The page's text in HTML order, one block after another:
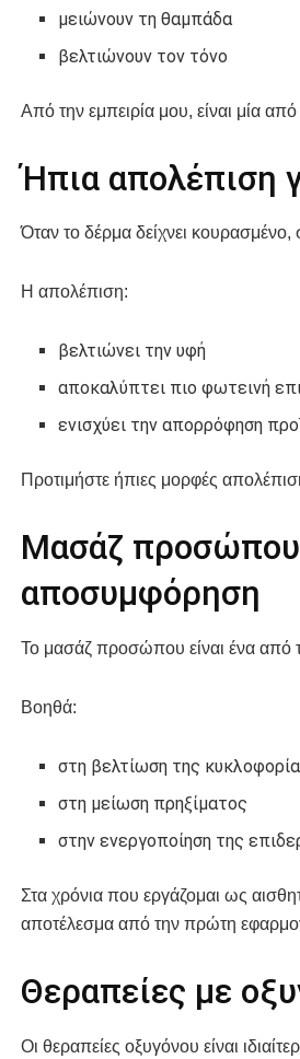
μειώνουν τη θαμπάδα
βελτιώνουν τον τόνο
Από την εμπειρία μου, είναι μία
Ήπια απολέπιση
Όταν το δέρμα δείχνει
Η απολέπιση:
βελτιώνει την υφή
αποκαλύπτει πιο φωτεινή
ενισχύει την απορρόφηση
Προτιμήστε ήπιες μορφές
Μασάζ προσώπου
αποσυμφόρηση
Το μασάζ προσώπου είναι ένα από
Βοηθά:
στη βελτίωση της
στη μείωση πρηξίματος
στην ενεργοποίηση της
Στα χρόνια που εργάζομαι ως
αποτέλεσμα από την πρώτη
Θεραπείες με
Οι θεραπείες οξυγόνου είναι